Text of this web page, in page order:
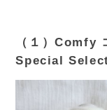
（１）
Special